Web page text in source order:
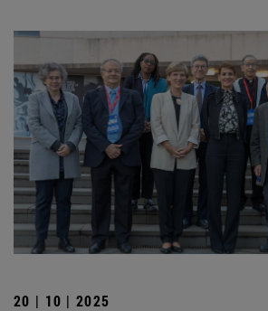
20 | 10 | 2025